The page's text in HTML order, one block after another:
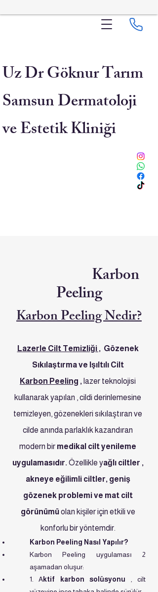
Uz Dr Göknur Tarım
Samsun Dermatoloji
ve Estetik Kliniği
Karbon
Peeling
Karbon Peeling Nedir?
Lazerle Cilt Temizliği , Gözenek
Sıkılaştırma ve Işıltılı Cilt
Karbon Peeling , lazer teknolojisi
kullanarak yapılan , cildi derinlemesine
temizleyen, gözenekleri sıkılaştıran ve
cilde anında parlaklık kazandıran
modern bir medikal cilt yenileme
uygulamasıdır. Özellikle yağlı ciltler ,
akneye eğilimli ciltler, geniş
gözenek problemi ve mat cilt
görünümüolan kişiler için etkili ve
konforlu bir yöntemdir.
Karbon Peeling Nasıl Yapılır?
Karbon Peeling uygulaması 2
aşamadan oluşur:
1. Aktif karbonsolüsyonu , cilt